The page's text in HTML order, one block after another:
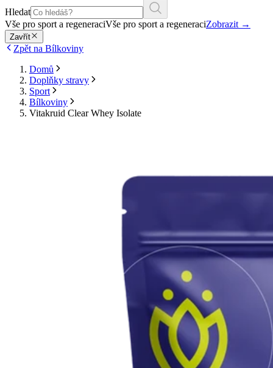
Hledat
Vše pro sport a regeneraciVše pro sport a regeneraciZobrazit →
Zavřít
Zpět na Bílkoviny
Domů
Doplňky stravy
Sport
Bílkoviny
Vitakruid Clear Whey Isolate